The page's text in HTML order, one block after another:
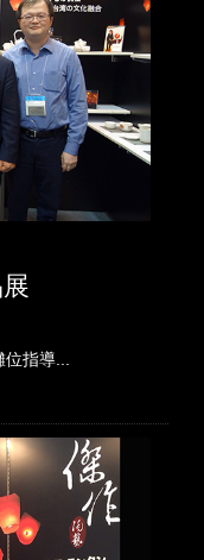
指導...